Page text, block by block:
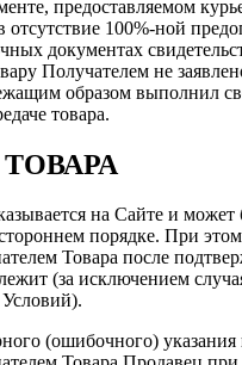
предоставляемом
отсутствие 100%-ной
документах
Получателем не
образом выполнил
товара.
на Сайте и может
порядке. При
Товара после
(за исключением
(ошибочного)